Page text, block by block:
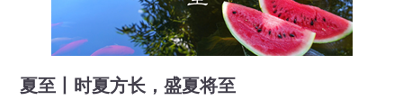
夏至丨时夏方长，盛夏将至